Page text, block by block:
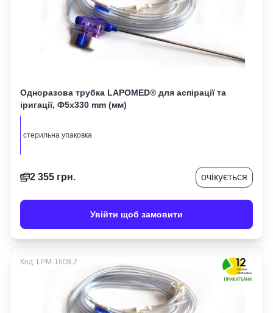
Одноразова трубка LAPOMED® для аспірації та
іригації, Ф5х330 mm (мм)
стерильна упаковка
2 355 грн. очікується
Увійти щоб замовити
Код: LPM-1608.2